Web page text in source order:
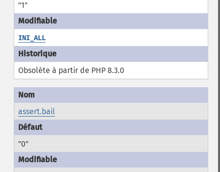
"1"
INI_ALL
Obsolète à partir de PHP 8.3.0
assert.bail
"0"